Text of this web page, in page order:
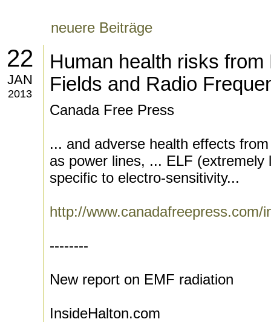
neuere Beiträge
22
JAN
2013
Human health risks
Fields and Radio
Canada Free Press
... and adverse health effects
as power lines, ... ELF (extremely
specific to electro-sensitivity...
http://www.canadafreepress.com/
--------
New report on EMF radiation
InsideHalton.com